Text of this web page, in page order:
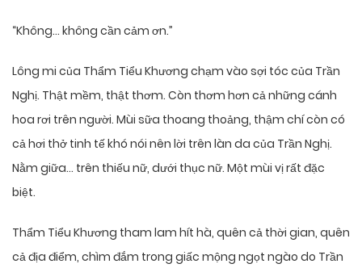
“Không… không cần cảm ơn.”
Lông mi của Thẩm Tiểu Khương chạm vào sợi tóc của Trần
Nghị. Thật mềm, thật thơm. Còn thơm hơn cả những cánh
hoa rơi trên người. Mùi sữa thoang thoảng, thậm chí còn có
cả hơi thở tinh tế khó nói nên lời trên làn da của Trần Nghị.
Nằm giữa… trên thiếu nữ, dưới thục nữ. Một mùi vị rất đặc
biệt.
Thẩm Tiểu Khương tham lam hít hà, quên cả thời gian, quên
cả địa điểm, chìm đắm trong giấc mộng ngọt ngào do Trần